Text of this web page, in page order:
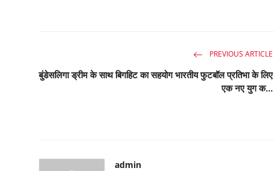
PREVIOUS ARTICLE
बुंडेसलिगा ड्रीम के साथ बिगहिट का सहयोग भारतीय फुटबॉल प्रतिभा के लिए
एक नए युग क...
admin